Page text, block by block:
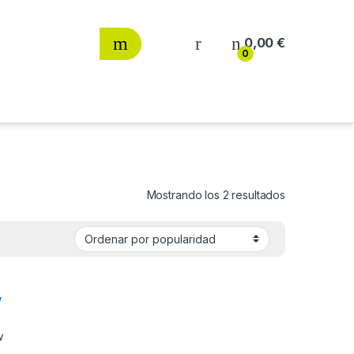
0
0,00€
Mostrando los 2 resultados